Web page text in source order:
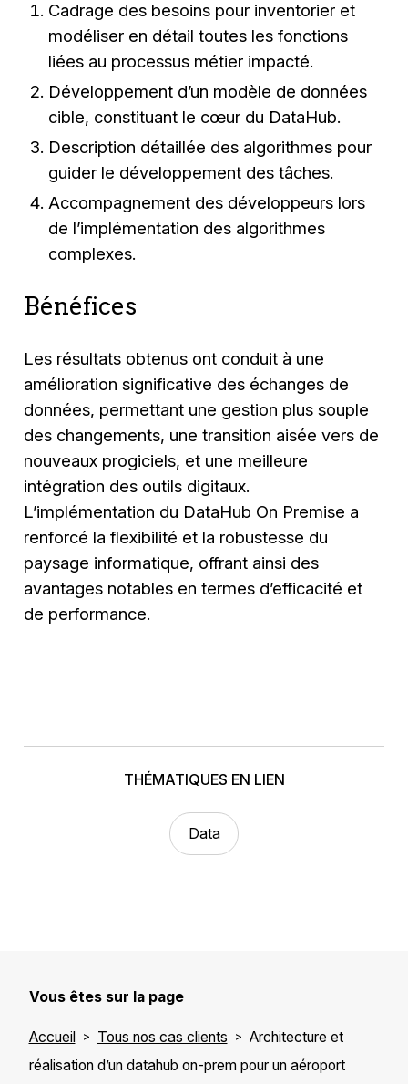
Cadrage des besoins pour inventorier et
modéliser en détail toutes les fonctions
liées au processus métier impacté.
Développement d’un modèle de données
cible, constituant le cœur du DataHub.
Description détaillée des algorithmes pour
guider le développement des tâches.
Accompagnement des développeurs lors
de l’implémentation des algorithmes
complexes.
Bénéfices
Les résultats obtenus ont conduit à une
amélioration significative des échanges de
données, permettant une gestion plus souple
des changements, une transition aisée vers de
nouveaux progiciels, et une meilleure
intégration des outils digitaux.
L’implémentation du DataHub On Premise a
renforcé la flexibilité et la robustesse du
paysage informatique, offrant ainsi des
avantages notables en termes d’efficacité et
de performance.
THÉMATIQUES EN LIEN
Data
Vous êtes sur la page
Accueil Tous nos cas clients
Architecture et
réalisation d’un datahub on-prem pour un aéroport